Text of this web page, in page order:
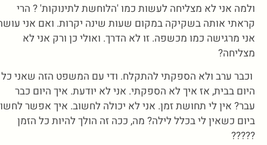
ולמה אני לא מצליחה לעשות כמו 'הלוחשת לתינוקות' ? הרי
קראתי אותה בשקיקה במקום שעות שינה יקרות. ואם אני
אני מרגישה כמו מכשפה. זו לא הדרך. ואולי כן ורק אני לא
מצליחה?
וכבר ערב ולא הספקתי להתקלח. ודי עם המשפט הזה שאני כל
היום בבית, אז איך לא הספקתי. אני לא יודעת. איך היום כבר
עבר? אין לי תחושת זמן. אני לא יכולה לחשוב. איך אפשר
ביום כשאין לי בכלל לילה? מה, ככה זה הולך להיות כל הזמן
?????